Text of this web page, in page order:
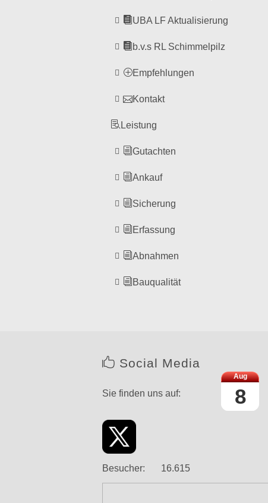
UBA LF Aktualisierung
b.v.s RL Schimmelpilz
Empfehlungen
Kontakt
Leistung
Gutachten
Ankauf
Sicherung
Erfassung
Abnahmen
Bauqualität
Social Media
Sie finden uns auf:
Aug
8
Face
book
Besucher: 16.615